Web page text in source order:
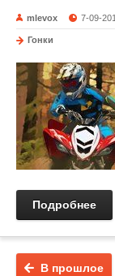
mlevox 7-09-
Гонки
Подробнее
В прошлое